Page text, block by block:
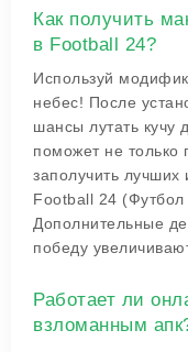
Как получить
в Football 24?
Используй
небес! После
шансы лутать кучу
поможет не только
заполучить лучших
Football 24
Дополнительные
победу
Работает ли
взломанным